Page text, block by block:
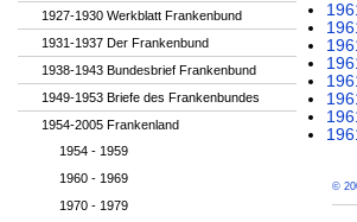
©
1927-1930 Werkblatt Frankenbund
1931-1937 Der Frankenbund
1938-1943 Bundesbrief Frankenbund
1949-1953 Briefe des Frankenbundes
1954-2005 Frankenland
1954 - 1959
1960 - 1969
1970 - 1979